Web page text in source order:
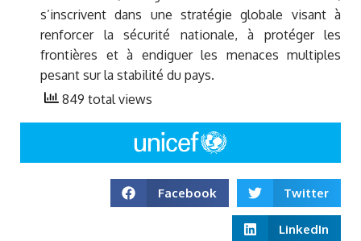
s’inscrivent dans une stratégie globale visant à
renforcer la sécurité nationale, à protéger les
frontières et à endiguer les menaces multiples
pesant sur la stabilité du pays.
849 total views
Facebook Twitter
LinkedIn